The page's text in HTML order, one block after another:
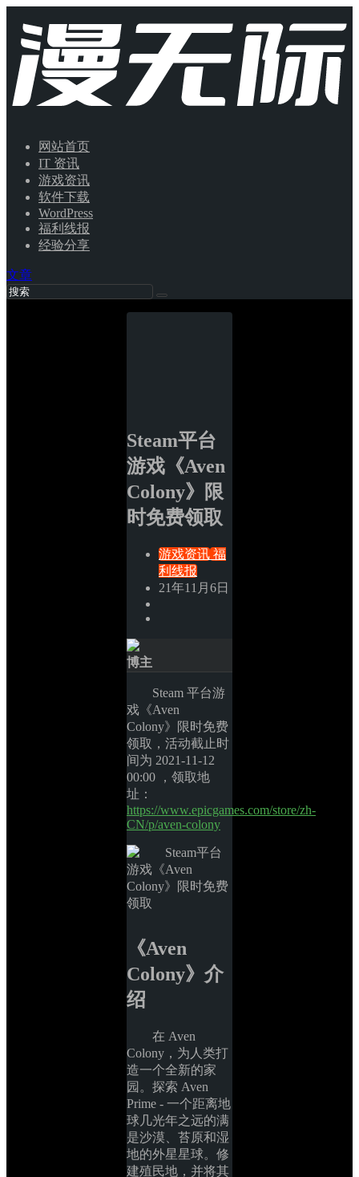
网站首页
IT 资讯
游戏资讯
软件下载
WordPress
福利线报
经验分享
文章
Steam平台
游戏《Aven
Colony》限
时免费领取
游戏资讯福
利线报
21年11月6日
博主
Steam 平台游
戏《Aven
Colony》限时免费
领取，活动截止时
间为 2021-11-12
00:00 ，领取地
址：
https://www.epicgames.com/store/zh-
CN/p/aven-colony
《Aven
Colony》介
绍
在 Aven
Colony，为人类打
造一个全新的家
园。探索 Aven
Prime - 一个距离地
球几光年之远的满
是沙漠、苔原和湿
地的外星星球。修
建殖民地，并将其